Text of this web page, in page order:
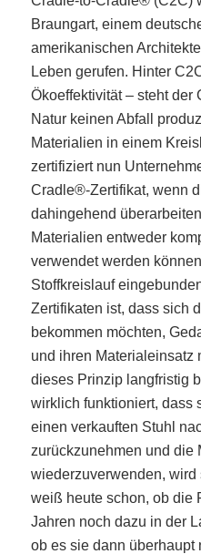
Braungart, einem
amerikanischen
Leben gerufen. Hinter
Ökoeffektivität – steht der
Natur keinen Abfall
Materialien in einem
zertifiziert nun
Cradle®-Zertifikat, wenn
dahingehend
Materialien entweder
verwendet werden
Stoffkreislauf
Zertifikaten ist, dass sich
bekommen möchten,
und ihren Materialeinsatz
dieses Prinzip langfristig
wirklich funktioniert, dass
einen verkauften Stuhl
zurückzunehmen und die
wiederzuverwenden,
weiß heute schon, ob die
Jahren noch dazu in der
ob es sie dann überhaupt